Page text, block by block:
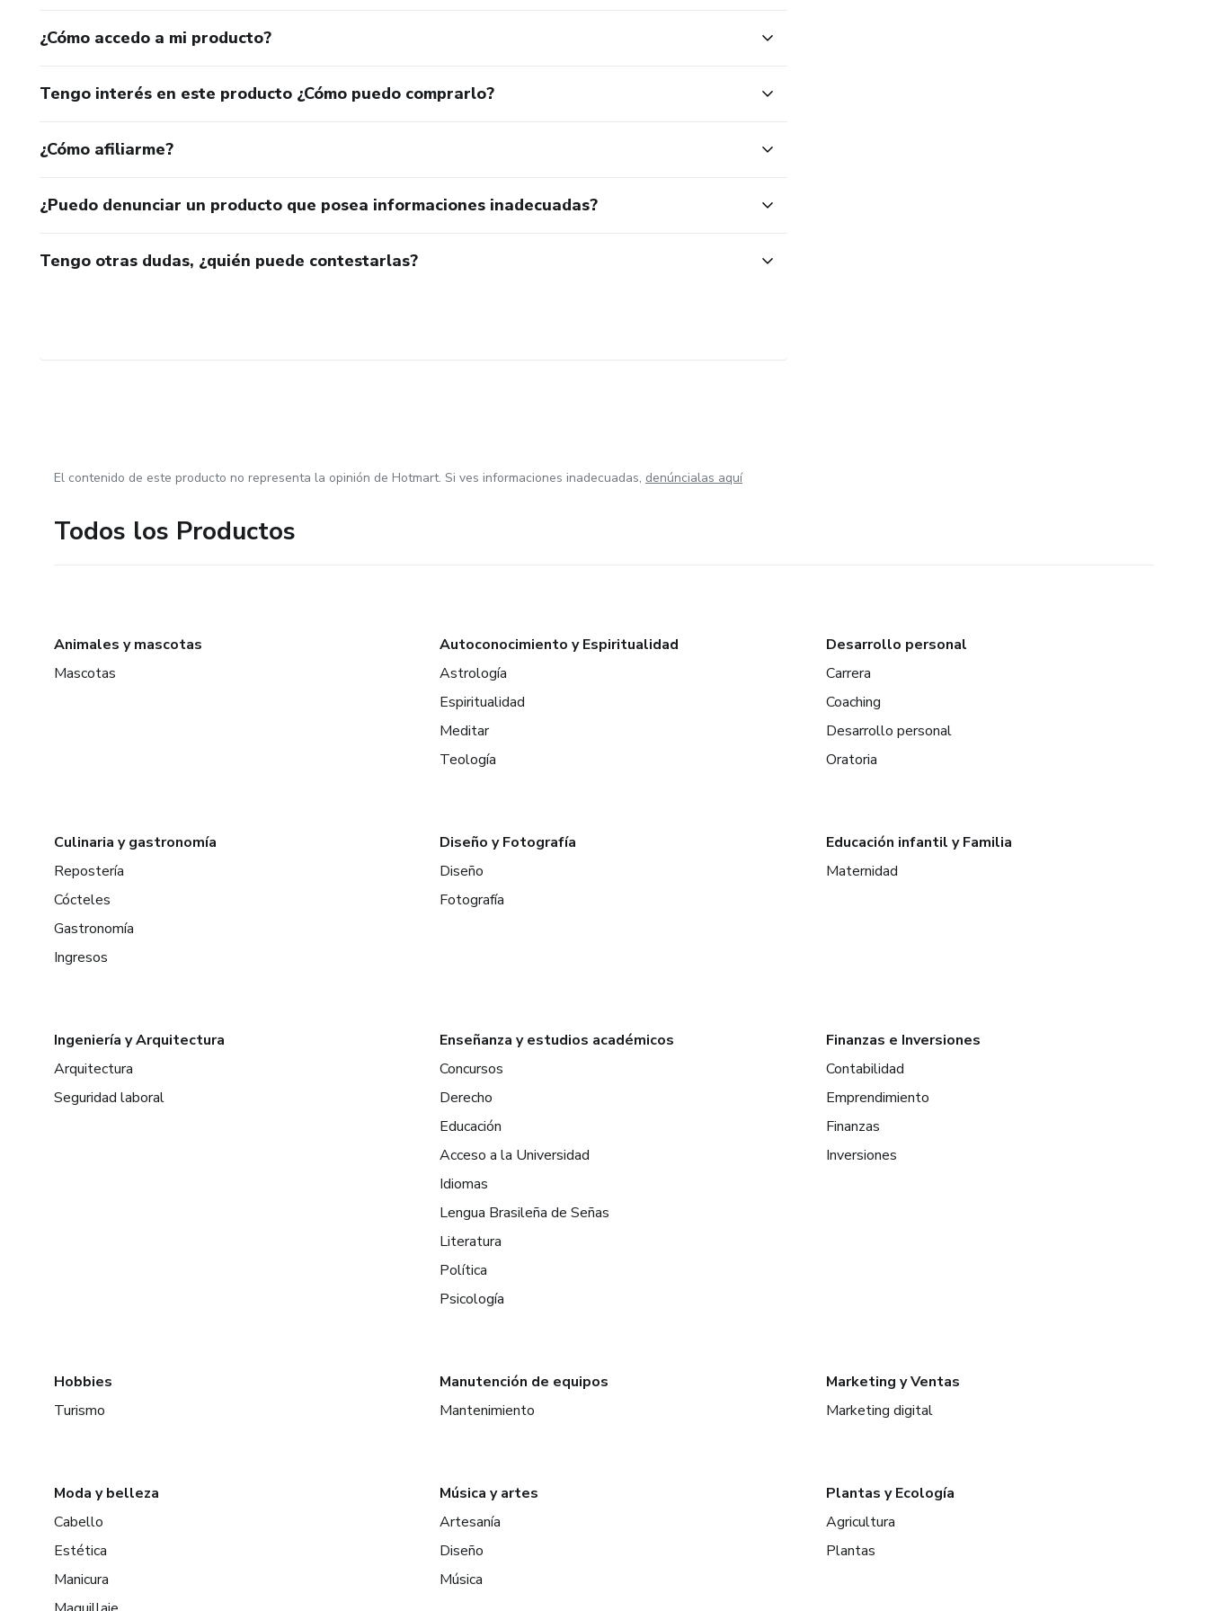
¿Cómo accedo a mi producto?
Tengo interés en este producto ¿Cómo puedo comprarlo?
¿Cómo afiliarme?
¿Puedo denunciar un producto que posea informaciones inadecuadas?
Tengo otras dudas, ¿quién puede contestarlas?
El contenido de este producto no representa la opinión de Hotmart. Si ves informaciones inadecuadas, denúncialas aquí
Todos los Productos
Animales y mascotas
Mascotas
Autoconocimiento y Espiritualidad
Astrología
Espiritualidad
Meditar
Teología
Desarrollo personal
Carrera
Coaching
Desarrollo personal
Oratoria
Culinaria y gastronomía
Repostería
Cócteles
Gastronomía
Ingresos
Diseño y Fotografía
Diseño
Fotografía
Educación infantil y Familia
Maternidad
Ingeniería y Arquitectura
Arquitectura
Seguridad laboral
Enseñanza y estudios académicos
Concursos
Derecho
Educación
Acceso a la Universidad
Idiomas
Lengua Brasileña de Señas
Literatura
Política
Psicología
Finanzas e Inversiones
Contabilidad
Emprendimiento
Finanzas
Inversiones
Hobbies
Turismo
Manutención de equipos
Mantenimiento
Marketing y Ventas
Marketing digital
Moda y belleza
Cabello
Estética
Manicura
Música y artes
Artesanía
Diseño
Música
Plantas y Ecología
Agricultura
Plantas